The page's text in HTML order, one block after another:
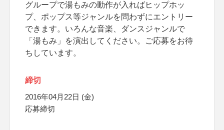
グループで湯もみの動作が入ればヒップホッ
プ、ポップス等ジャンルを問わずにエントリー
できます。いろんな音楽、ダンスジャンルで
「湯もみ」を演出してください。ご応募をお待
ちしています。
締切
2016年04月22日 (金)
応募締切